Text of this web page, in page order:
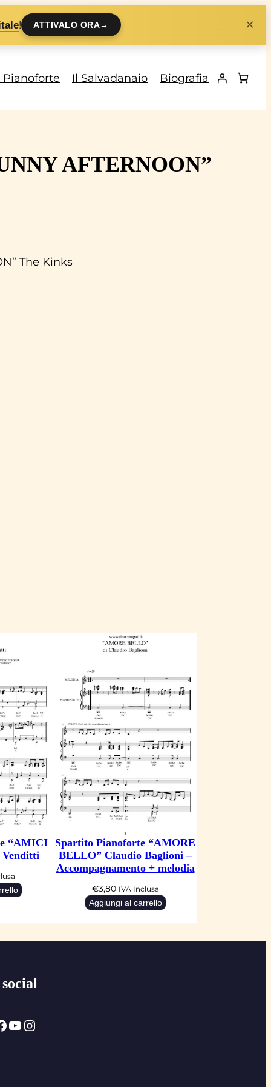
! ATTIVALO ORA→ ×
Pianoforte Il Salvadanaio Biografia
AFTERNOON”
The Kinks
“AMICI
Spartito Pianoforte “AMORE
BELLO” Claudio Baglioni –
Accompagnamento + melodia
€3,80 IVA Inclusa
Aggiungi al carrello
YouTube Instagram